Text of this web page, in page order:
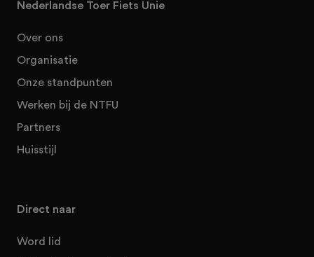
Nederlandse Toer Fiets Unie
Over ons
Organisatie
Onze standpunten
Werken bij de NTFU
Partners
Huisstijl
Direct naar
Word lid